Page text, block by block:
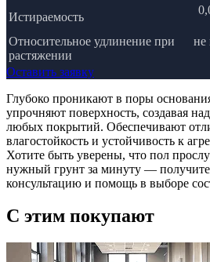
Истираемость
Относительное удлинение при
растяжении
не
Оставить заявку
Глубоко проникают в поры
упрочняют поверхность, создавая
любых покрытий. Обеспечивают
влагостойкость и устойчивость к
Хотите быть уверены, что пол
нужный грунт за минуту —
консультацию и помощь в выборе
C этим покупают